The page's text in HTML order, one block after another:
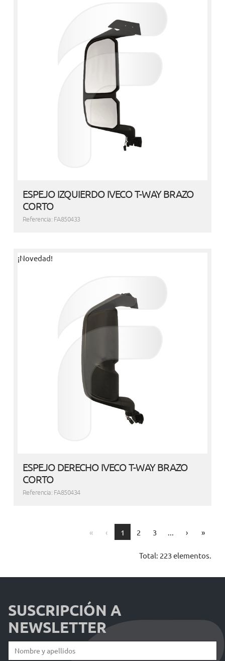
ESPEJO IZQUIERDO IVECO T-WAY BRAZO
CORTO
Referencia: FA850433
¡Novedad!
ESPEJO DERECHO IVECO T-WAY BRAZO
CORTO
Referencia: FA850434
«First‹Previous
1 2 3 ... ›Next»Last
Total: 223 elementos.
SUSCRIPCIÓN A
NEWSLETTER